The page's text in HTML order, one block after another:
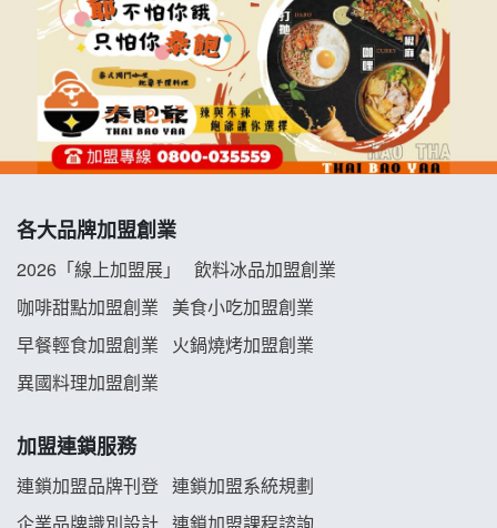
拉亞漢堡加盟說明會
杜芳子古味茶鋪加盟說明會
優握握×酸奶大獅加盟說明會
阿性情趣無人販售所加盟明會
龍涎居好湯加盟說明會
韓金量加盟說明會
各大品牌加盟創業
2026「線上加盟展」
飲料冰品加盟創業
咖啡甜點加盟創業
美食小吃加盟創業
早餐輕食加盟創業
火鍋燒烤加盟創業
異國料理加盟創業
加盟連鎖服務
連鎖加盟品牌刊登 連鎖加盟系統規劃
企業品牌識別設計 連鎖加盟課程諮詢